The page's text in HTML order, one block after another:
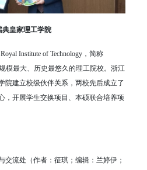
典皇家理工学院
Institute of Technology，简称
模最大、历史最悠久的理工院校。浙江
院建立校级伙伴关系，两校先后成立了
，开展学生交换项目、本硕联合培养项
交流处（作者：征琪；编辑：兰婷伊；